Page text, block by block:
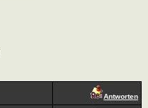
Antworten